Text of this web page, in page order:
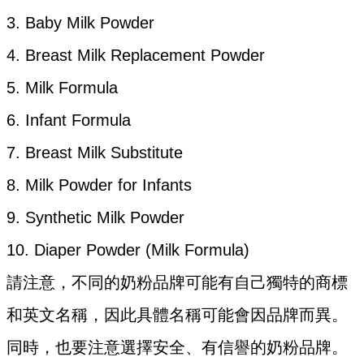
3. Baby Milk Powder
4. Breast Milk Replacement Powder
5. Milk Formula
6. Infant Formula
7. Breast Milk Substitute
8. Milk Powder for Infants
9. Synthetic Milk Powder
10. Diaper Powder (Milk Formula)
請注意，不同的奶粉品牌可能有自己獨特的商標
和英文名稱，因此具體名稱可能會因品牌而異。
同時，也要注意選擇安全、有信譽的奶粉品牌。